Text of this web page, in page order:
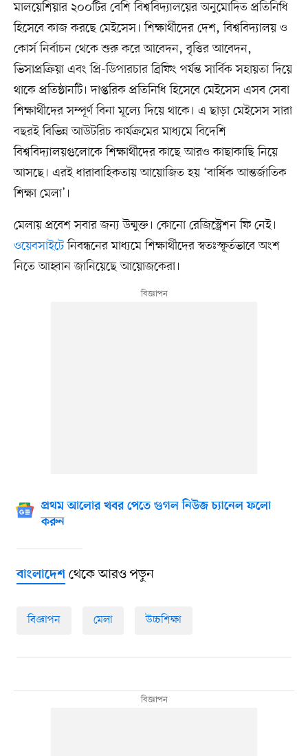
মালয়েশিয়ার ২০০টির বেশি বিশ্ববিদ্যালয়ের অনুমোদিত প্রতিনিধি
হিসেবে কাজ করছে মেইসেস। শিক্ষার্থীদের দেশ, বিশ্ববিদ্যালয় ও
কোর্স নির্বাচন থেকে শুরু করে আবেদন, বৃত্তির আবেদন,
ভিসাপ্রক্রিয়া এবং প্রি-ডিপারচার ব্রিফিং পর্যন্ত সার্বিক সহায়তা দিয়ে
থাকে প্রতিষ্ঠানটি। দাপ্তরিক প্রতিনিধি হিসেবে মেইসেস এসব সেবা
শিক্ষার্থীদের সম্পূর্ণ বিনা মূল্যে দিয়ে থাকে। এ ছাড়া মেইসেস সারা
বছরই বিভিন্ন আউটরিচ কার্যক্রমের মাধ্যমে বিদেশি
বিশ্ববিদ্যালয়গুলোকে শিক্ষার্থীদের কাছে আরও কাছাকাছি নিয়ে
আসছে। এরই ধারাবাহিকতায় আয়োজিত হয় ‘বার্ষিক আন্তর্জাতিক
শিক্ষা মেলা’।
মেলায় প্রবেশ সবার জন্য উন্মুক্ত। কোনো রেজিস্ট্রেশন ফি নেই।
ওয়েবসাইটেনিবন্ধনের মাধ্যমে শিক্ষার্থীদের স্বতঃস্ফূর্তভাবে অংশ
নিতে আহ্বান জানিয়েছে আয়োজকেরা।
প্রথম আলোর খবর পেতে গুগল নিউজ চ্যানেল ফলো
করুন
বাংলাদেশথেকে আরও পড়ুন
বিজ্ঞাপন মেলা উচ্চশিক্ষা